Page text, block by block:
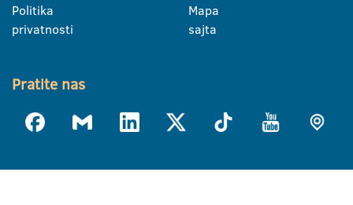
Politika
privatnosti
Mapa
sajta
Pratite nas